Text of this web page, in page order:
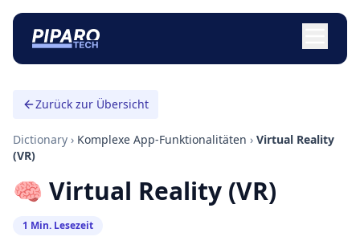
Zurück zur Übersicht
Dictionary › Komplexe App-Funktionalitäten › Virtual Reality
(VR)
🧠 Virtual Reality (VR)
1 Min. Lesezeit